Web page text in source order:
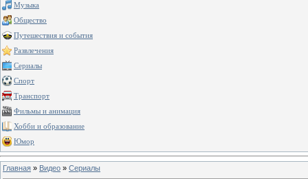
Музыка
Общество
Путешествия и события
Развлечения
Сериалы
Спорт
Транспорт
Фильмы и анимация
Хобби и образование
Юмор
Главная » Видео » Сериалы